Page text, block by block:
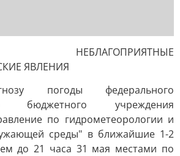
НЕБЛАГОПРИЯТНЫЕ
ЯВЛЕНИЯ
погоды федерального
бюджетного учреждения
по гидрометеорологии и
среды" в ближайшие 1-2
до 21 часа 31 мая местами по